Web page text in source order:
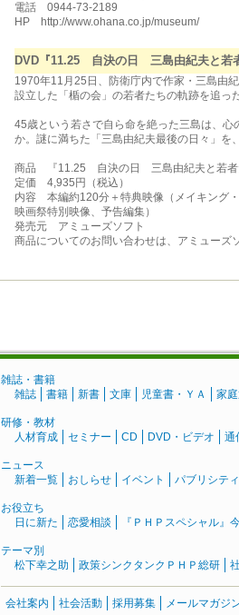
電話 0944-73-2189
HP http://www.ohana.co.jp/museum/
DVD『11.25 自決の日 三島由紀夫と若
1970年11月25日、防衛庁内で作家・三島由
設立した「楯の会」の若者たちの軌跡を追
45歳という若さで自ら命を絶った三島は、
か。謎に満ちた「三島由紀夫最後の日々」を
商品 『11.25 自決の日 三島由紀夫と若者
定価 4,935円（税込）
内容 本編約120分＋特典映像（メイキング
映画祭特別映像、予告編集）
発売元 アミューズソフト
商品についてのお問い合わせは、アミュー
雑誌・書籍
雑誌
書籍 新書 文庫 児童書・ＹＡ 家
研修・教材
人材育成
セミナー CD DVD・ビデオ 通
ニュース
新着一覧
おしらせ イベント パブリシティ
お役立ち
日に新た
恋愛相談 『ＰＨＰスペシャル』
テーマ別
松下幸之助
政策シンクタンクＰＨＰ総研
会社案内 社会活動 採用募集 メールマガジ